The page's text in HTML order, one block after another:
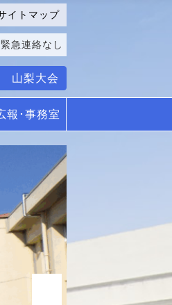
イトマップ
緊急連絡なし
山梨大会
報･事務室